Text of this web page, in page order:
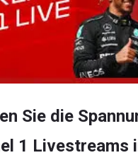
Sie die
1 Livestreams